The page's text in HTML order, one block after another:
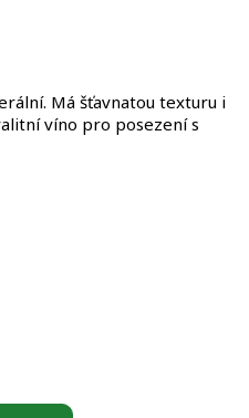
Má šťavnatou texturu i
víno pro posezení s